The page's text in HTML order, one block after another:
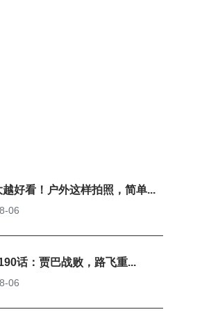
好看！户外这样拍照，简单...
06
话：贾巴战败，路飞重...
06